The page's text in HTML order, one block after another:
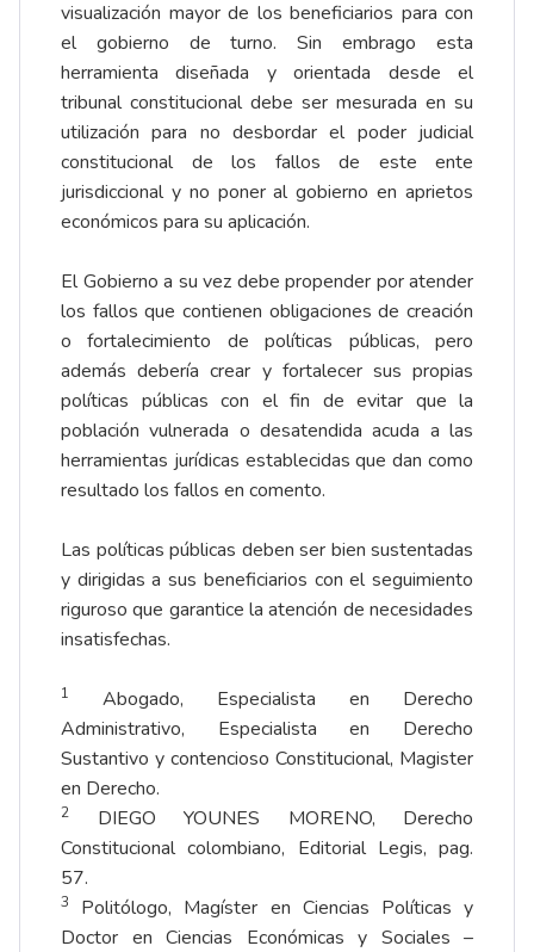
visualización mayor de los beneficiarios para con
el gobierno de turno. Sin embrago esta
herramienta diseñada y orientada desde el
tribunal constitucional debe ser mesurada en su
utilización para no desbordar el poder judicial
constitucional de los fallos de este ente
jurisdiccional y no poner al gobierno en aprietos
económicos para su aplicación.
El Gobierno a su vez debe propender por atender
los fallos que contienen obligaciones de creación
o fortalecimiento de políticas públicas, pero
además debería crear y fortalecer sus propias
políticas públicas con el fin de evitar que la
población vulnerada o desatendida acuda a las
herramientas jurídicas establecidas que dan como
resultado los fallos en comento.
Las políticas públicas deben ser bien sustentadas
y dirigidas a sus beneficiarios con el seguimiento
riguroso que garantice la atención de necesidades
insatisfechas.
1
Abogado, Especialista en Derecho
Administrativo, Especialista en Derecho
Sustantivo y contencioso Constitucional, Magister
en Derecho.
2
DIEGO YOUNES MORENO, Derecho
Constitucional colombiano, Editorial Legis, pag.
57.
3
Politólogo, Magíster en Ciencias Políticas y
Doctor en Ciencias Económicas y Sociales –